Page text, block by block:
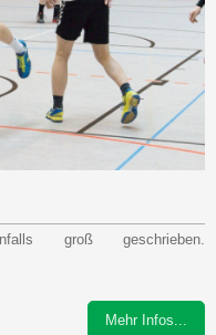
groß geschrieben.
Mehr Infos...